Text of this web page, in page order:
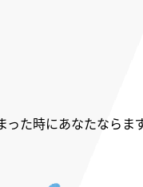
た時にあなたならま